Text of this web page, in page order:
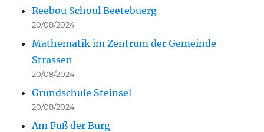
Reebou Schoul Beetebuerg
20/08/2024
Mathematik im Zentrum der Gemeinde
Strassen
20/08/2024
Grundschule Steinsel
20/08/2024
Am Fuß der Burg